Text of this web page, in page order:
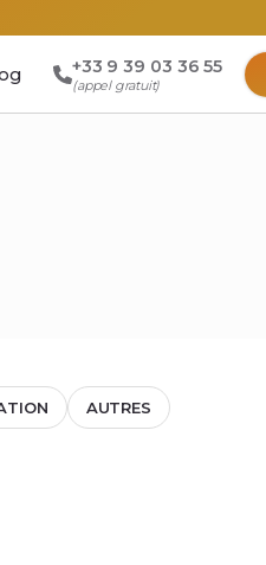
+33 9 39 03 36 55
(appel gratuit)
AUTRES